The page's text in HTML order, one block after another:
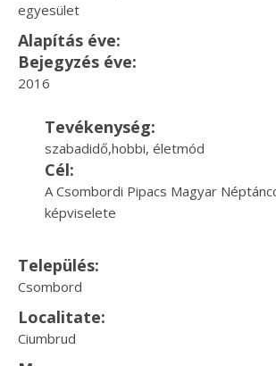
egyesület
Alapítás éve:
Bejegyzés éve:
2016
Tevékenység:
szabadidő,hobbi, életmód
Cél:
A Csombordi Pipacs Magyar
képviselete
Település:
Csombord
Localitate:
Ciumbrud